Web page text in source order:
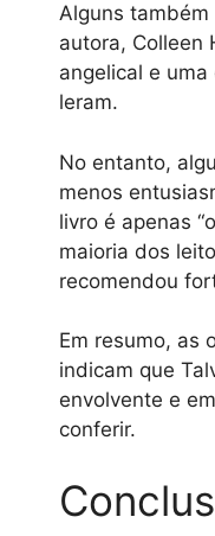
Alguns
autora, Colleen
angelical e
leram.
No entanto,
menos
livro é apenas
maioria dos
recomendou
Em resumo, as
indicam que
envolvente e
conferir.